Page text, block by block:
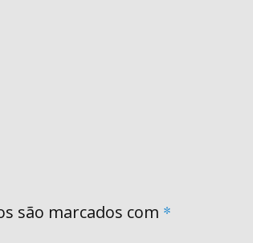
são marcados com *